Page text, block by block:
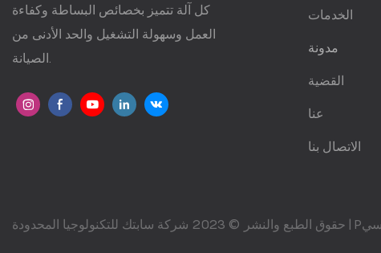
كل آلة تتميز بخصائص البساطة وكفاءة
العمل وسهولة التشغيل والحد الأدنى من
الخدمات
مدونة
القضية
عنا
الاتصال بنا
حقوق الطبع والنشر © 2023 شركة سابتك للتكنولوجيا المحدودة |